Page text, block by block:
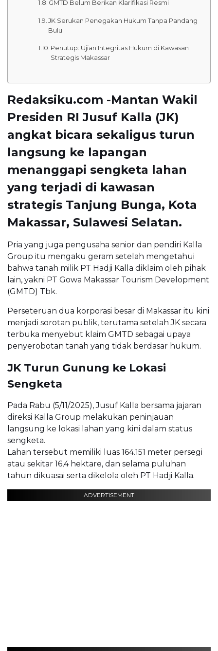
GMTD Belum Berikan Klarifikasi Resmi
JK Serukan Penegakan Hukum Tanpa Pandang
Bulu
Penutup: Ujian Integritas Hukum di Kawasan
Strategis Makassar
Redaksiku.com -Mantan Wakil
Presiden RI Jusuf Kalla (JK)
angkat bicara sekaligus turun
langsung ke lapangan
menanggapi sengketa lahan
yang terjadi di kawasan
strategis Tanjung Bunga, Kota
Makassar, Sulawesi Selatan.
Pria yang juga pengusaha senior dan pendiri Kalla
Group itu mengaku geram setelah mengetahui
bahwa tanah milik PT Hadji Kalla diklaim oleh pihak
lain, yakni PT Gowa Makassar Tourism Development
(GMTD) Tbk.
Perseteruan dua korporasi besar di Makassar itu kini
menjadi sorotan publik, terutama setelah JK secara
terbuka menyebut klaim GMTD sebagai upaya
penyerobotan tanah yang tidak berdasar hukum.
JK Turun Gunung ke Lokasi
Sengketa
Pada Rabu (5/11/2025), Jusuf Kalla bersama jajaran
direksi Kalla Group melakukan peninjauan
langsung ke lokasi lahan yang kini dalam status
sengketa.
Lahan tersebut memiliki luas 164.151 meter persegi
atau sekitar 16,4 hektare, dan selama puluhan
tahun dikuasai serta dikelola oleh PT Hadji Kalla.
ADVERTISEMENT